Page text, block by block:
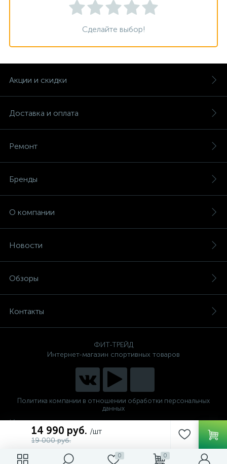
0 0
14 990 руб. /шт
19 000 руб.
Сделайте выбор!
Акции и скидки
Доставка и оплата
Ремонт
Бренды
О компании
Новости
Обзоры
Контакты
ФИТ-ТРЕЙД
Интернет-магазин спортивных товаров
Политика компании в отношении обработки персональных
данных
Интернет магазин спортивных тренажеров для дома и
фитнес клуба по низким ценам